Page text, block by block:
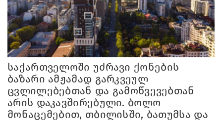
საქართველოში უძრავი ქონების
ბაზარი ამჟამად გარკვეულ
ცვლილებებთან და გამოწვევებთან
არის დაკავშირებული. ბოლო
მონაცემებით, თბილისში, ბათუმსა და